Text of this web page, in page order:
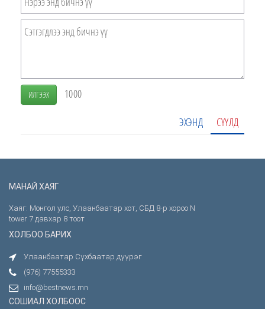
ИЛГЭЭХ 1000
ЭХЭНД СҮҮЛД
МАНАЙ ХАЯГ
Хаяг: Монгол улс, Улаанбаатар хот, СБД 8-р хороо N
tower 7 давхар 8 тоот
ХОЛБОО БАРИХ
Улаанбаатар Сүхбаатар дүүрэг
(976) 77555333
info@bestnews.mn
СОШИАЛ ХОЛБООС